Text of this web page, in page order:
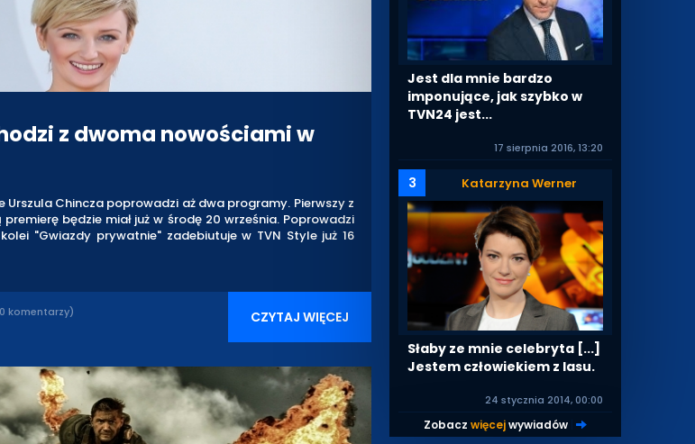
z dwoma nowościami w
Urszula Chincza poprowadzi aż dwa programy. Pierwszy z
będzie miał już w środę 20 września. Poprowadzi
"Gwiazdy prywatnie" zadebiutuje w TVN Style już 16
komentarzy) CZYTAJ WIĘCEJ
Jest dla mnie bardzo
imponujące, jak szybko w
TVN24 jest...
17 sierpnia 2016, 13:20
3 Katarzyna Werner
Słaby ze mnie celebryta [...]
Jestem człowiekiem z lasu.
24 stycznia 2014, 00:00
Zobaczwięcejwywiadów |